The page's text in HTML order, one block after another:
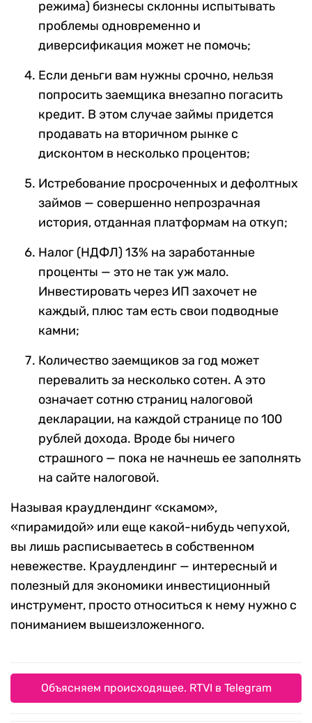
режима) бизнесы склонны испытывать
проблемы одновременно и
диверсификация может не помочь;
Если деньги вам нужны срочно, нельзя
попросить заемщика внезапно погасить
кредит. В этом случае займы придется
продавать на вторичном рынке с
дисконтом в несколько процентов;
Истребование просроченных и дефолтных
займов — совершенно непрозрачная
история, отданная платформам на откуп;
Налог (НДФЛ) 13% на заработанные
проценты — это не так уж мало.
Инвестировать через ИП захочет не
каждый, плюс там есть свои подводные
камни;
Количество заемщиков за год может
перевалить за несколько сотен. А это
означает сотню страниц налоговой
декларации, на каждой странице по 100
рублей дохода. Вроде бы ничего
страшного — пока не начнешь ее заполнять
на сайте налоговой.
Называя краудлендинг «скамом»,
«пирамидой» или еще какой-нибудь чепухой,
вы лишь расписываетесь в собственном
невежестве. Краудлендинг — интересный и
полезный для экономики инвестиционный
инструмент, просто относиться к нему нужно с
пониманием вышеизложенного.
Объясняем происходящее. RTVI в Telegram